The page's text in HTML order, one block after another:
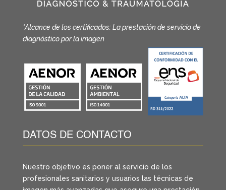
*Alcance de los certificados: La prestación de servicio de
diagnóstico por la imagen
DATOS DE CONTACTO
Nuestro objetivo es poner al servicio de los
profesionales sanitarios y usuarios las técnicas de